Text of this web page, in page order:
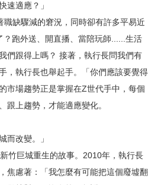
速適應？」
缺驟減的窘況，同時卻有許多平易近
跑外送、開直播、當陪玩師......生活
們跟得上嗎？ 接著，執行長問我們有
，執行長也舉起手。「你們應該要覺得
市場趨勢正是掌握在Z世代手中，每個
跟上趨勢，才能適應變化。
而改變。」
竹巨城重生的故事。2010年，執行長
焦慮著：「我怎麼有可能把這個廢墟翻